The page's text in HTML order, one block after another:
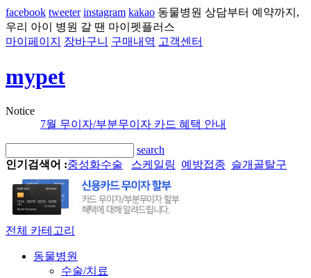
facebook tweeter instagram kakao 동물병원 상담부터 예약까지,
우리 아이 병원 갈 땐 마이펫플러스
마이페이지
장바구니 구매내역 고객센터
mypet
Notice
7월 무이자/부분무이자 카드 혜택 안내
search
인기검색어 :중성화수술 스케일링 예방접종 슬개골탈구
전체 카테고리
동물병원
수술/치료